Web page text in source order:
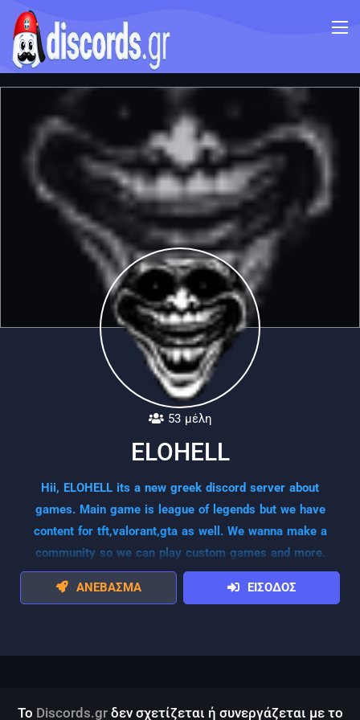
53 μέλη
ELOHELL
Hii, ELOHELL its a new greek discord server about
games. Main game is league of legends but we have
content for tft,valorant,gta as well. We wanna make a
community so we can play custom games and more.
ΑΝΕΒΑΣΜΑ ΕΙΣΟΔΟΣ
Το Discords.grδεν σχετίζεται ή συνεργάζεται με το